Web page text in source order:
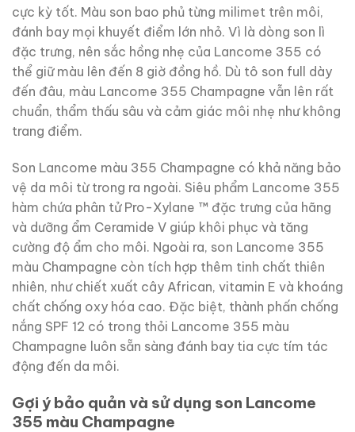
cực kỳ tốt. Màu son bao phủ từng milimet trên môi,
đánh bay mọi khuyết điểm lớn nhỏ. Vì là dòng son lì
đặc trưng, nên sắc hồng nhẹ của Lancome 355 có
thể giữ màu lên đến 8 giờ đồng hồ. Dù tô son full dày
đến đâu, màu Lancome 355 Champagne vẫn lên rất
chuẩn, thẩm thấu sâu và cảm giác môi nhẹ như không
trang điểm.
Son Lancome màu 355 Champagne có khả năng bảo
vệ da môi từ trong ra ngoài. Siêu phẩm Lancome 355
hàm chứa phân tử Pro-Xylane ™ đặc trưng của hãng
và dưỡng ẩm Ceramide V giúp khôi phục và tăng
cường độ ẩm cho môi. Ngoài ra, son Lancome 355
màu Champagne còn tích hợp thêm tinh chất thiên
nhiên, như chiết xuất cây African, vitamin E và khoáng
chất chống oxy hóa cao. Đặc biệt, thành phấn chống
nắng SPF 12 có trong thỏi Lancome 355 màu
Champagne luôn sẵn sàng đánh bay tia cực tím tác
động đến da môi.
Gợi ý bảo quản và sử dụng son Lancome
355 màu Champagne